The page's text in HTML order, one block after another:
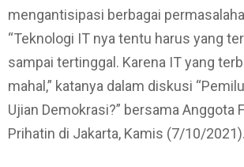
mengantisipasi berbagai
“Teknologi IT nya tentu harus yang
sampai tertinggal. Karena IT yang
mahal,” katanya dalam diskusi
Ujian Demokrasi?” bersama Anggota
Prihatin di Jakarta, Kamis (7/10/2021).